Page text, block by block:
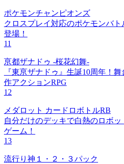
ポケモンチャンピオンズ
クロスプレイ対応のポケモンバ
登場！
11
亰都ザナドゥ -桜花幻舞-
『東亰ザナドゥ』生誕10周年！
作アクションRPG
12
メダロット カードロボトルRB
自分だけのデッキで白熱のロボ
ゲーム！
13
流行り神１・２・３パック